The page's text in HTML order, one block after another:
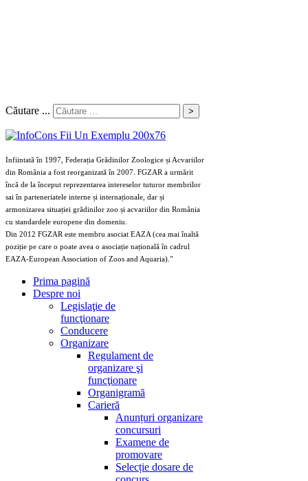
Căutare ... >
Infiintată în 1997, Federația Grădinilor Zoologice și Acvariilor
din România a fost reorganizată în 2007. FGZAR a urmărit
încă de la început reprezentarea intereselor tuturor membrilor
sai în parteneriatele interne și internaționale, dar și
armonizarea situației grădinilor zoo și acvariilor din România
cu standardele europene din domeniu.
Din 2012 FGZAR este membru asociat EAZA (cea mai înaltă
poziție pe care o poate avea o asociație națională în cadrul
EAZA-European Association of Zoos and Aquaria)."
Prima pagină
Despre noi
Legislaţie de
funcţionare
Conducere
Organizare
Regulament de
organizare şi
funcţionare
Organigramă
Carieră
Anunțuri organizare
concursuri
Examene de
promovare
Selecție dosare de